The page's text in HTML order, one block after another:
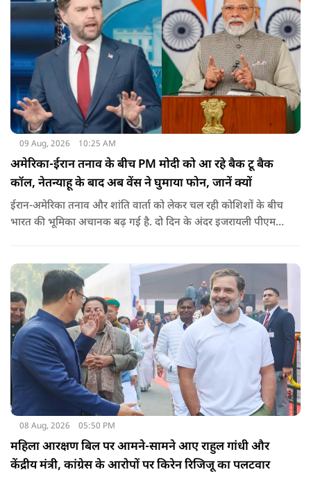
09 Aug, 2026 10:25 AM
अमेरिका-ईरान तनाव के बीच PM मोदी को आ रहे बैक टू बैक
कॉल, नेतन्याहू के बाद अब वेंस ने घुमाया फोन, जानें क्यों
ईरान-अमेरिका तनाव और शांति वार्ता को लेकर चल रही कोशिशों के बीच
भारत की भूमिका अचानक बढ़ गई है. दो दिन के अंदर इजरायली पीएम
08 Aug, 2026 05:50 PM
महिला आरक्षण बिल पर आमने-सामने आए राहुल गांधी और
केंद्रीय मंत्री, कांग्रेस के आरोपों पर किरेन रिजिजू का पलटवार